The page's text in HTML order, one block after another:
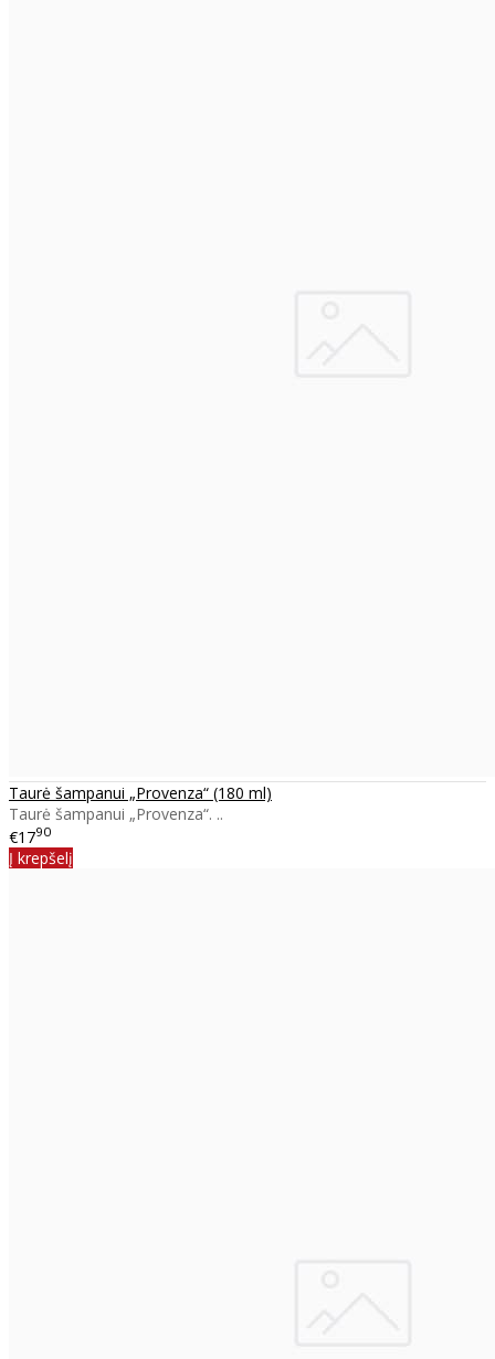
Taurė šampanui „Provenza“ (180 ml)
Taurė šampanui „Provenza“. ..
€1790
Į krepšelį